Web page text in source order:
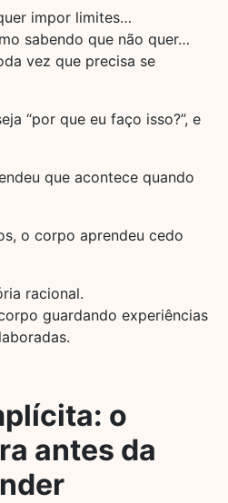
impor limites…
sabendo que não quer…
vez que precisa se
“por que eu faço isso?”, e
que acontece quando
o corpo aprendeu cedo
racional.
guardando experiências
o
antes da